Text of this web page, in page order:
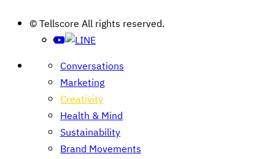
© Tellscore All rights reserved.
Conversations
Marketing
Creativity
Health & Mind
Sustainability
Brand Movements